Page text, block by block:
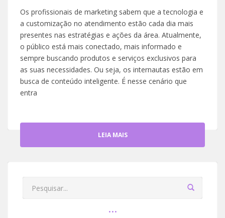
Os profissionais de marketing sabem que a tecnologia e
a customização no atendimento estão cada dia mais
presentes nas estratégias e ações da área. Atualmente,
o público está mais conectado, mais informado e
sempre buscando produtos e serviços exclusivos para
as suas necessidades. Ou seja, os internautas estão em
busca de conteúdo inteligente. É nesse cenário que
entra
LEIA MAIS